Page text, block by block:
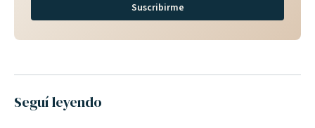
Suscribirme
Seguí leyendo